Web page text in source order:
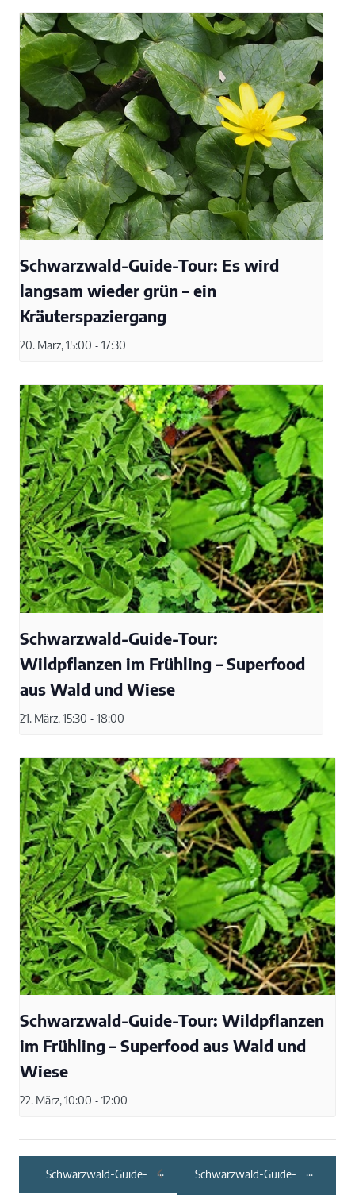
Schwarzwald-Guide-Tour: Es wird
langsam wieder grün – ein
Kräuterspaziergang
20. März, 15:00 - 17:30
Schwarzwald-Guide-Tour:
Wildpflanzen im Frühling – Superfood
aus Wald und Wiese
21. März, 15:30 - 18:00
Schwarzwald-Guide-Tour: Wildpflanzen
im Frühling – Superfood aus Wald und
Wiese
22. März, 10:00 - 12:00
Schwarzwald-Guide-
Schwarzwald-Guide-